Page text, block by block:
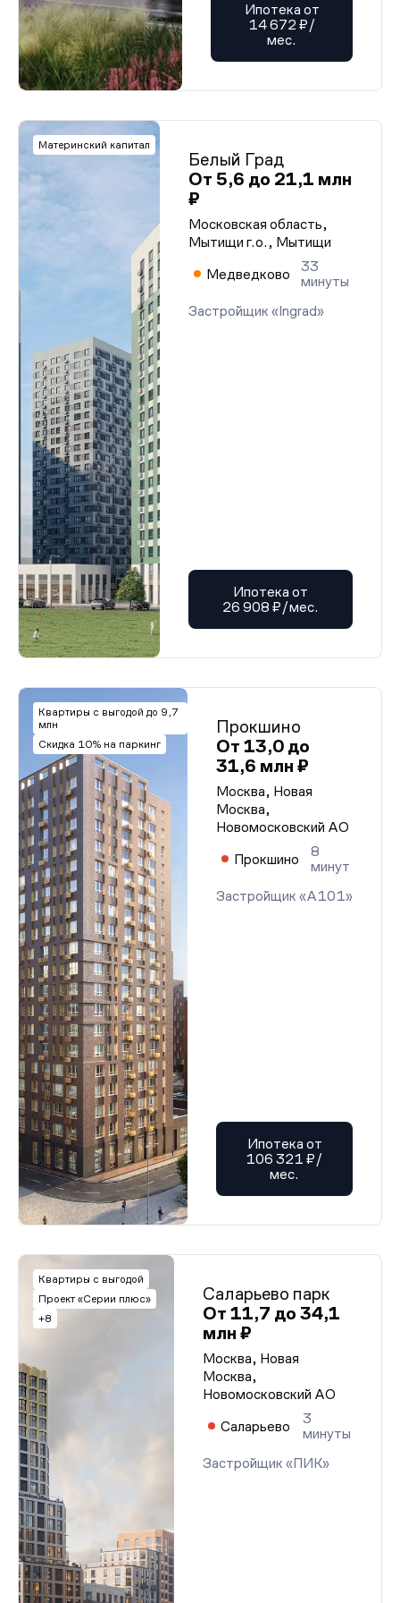
Ипотека от
14 672 ₽/
мес.
Материнский капитал
Белый Град
От 5,6 до 21,1 млн
₽
Московская область,
Мытищи г.о., Мытищи
Медведково
33
минуты
Застройщик «Ingrad»
Ипотека от
26 908 ₽/мес.
Квартиры с выгодой до 9,7
млн
Скидка 10% на паркинг
Прокшино
От 13,0 до
31,6 млн ₽
Москва, Новая
Москва,
Новомосковский АО
Прокшино
8
минут
Застройщик «А101»
Ипотека от
106 321 ₽/
мес.
Квартиры с выгодой
Проект «Серии плюс»
+8
Саларьево парк
От 11,7 до 34,1
млн ₽
Москва, Новая
Москва,
Новомосковский АО
Саларьево
3
минуты
Застройщик «ПИК»